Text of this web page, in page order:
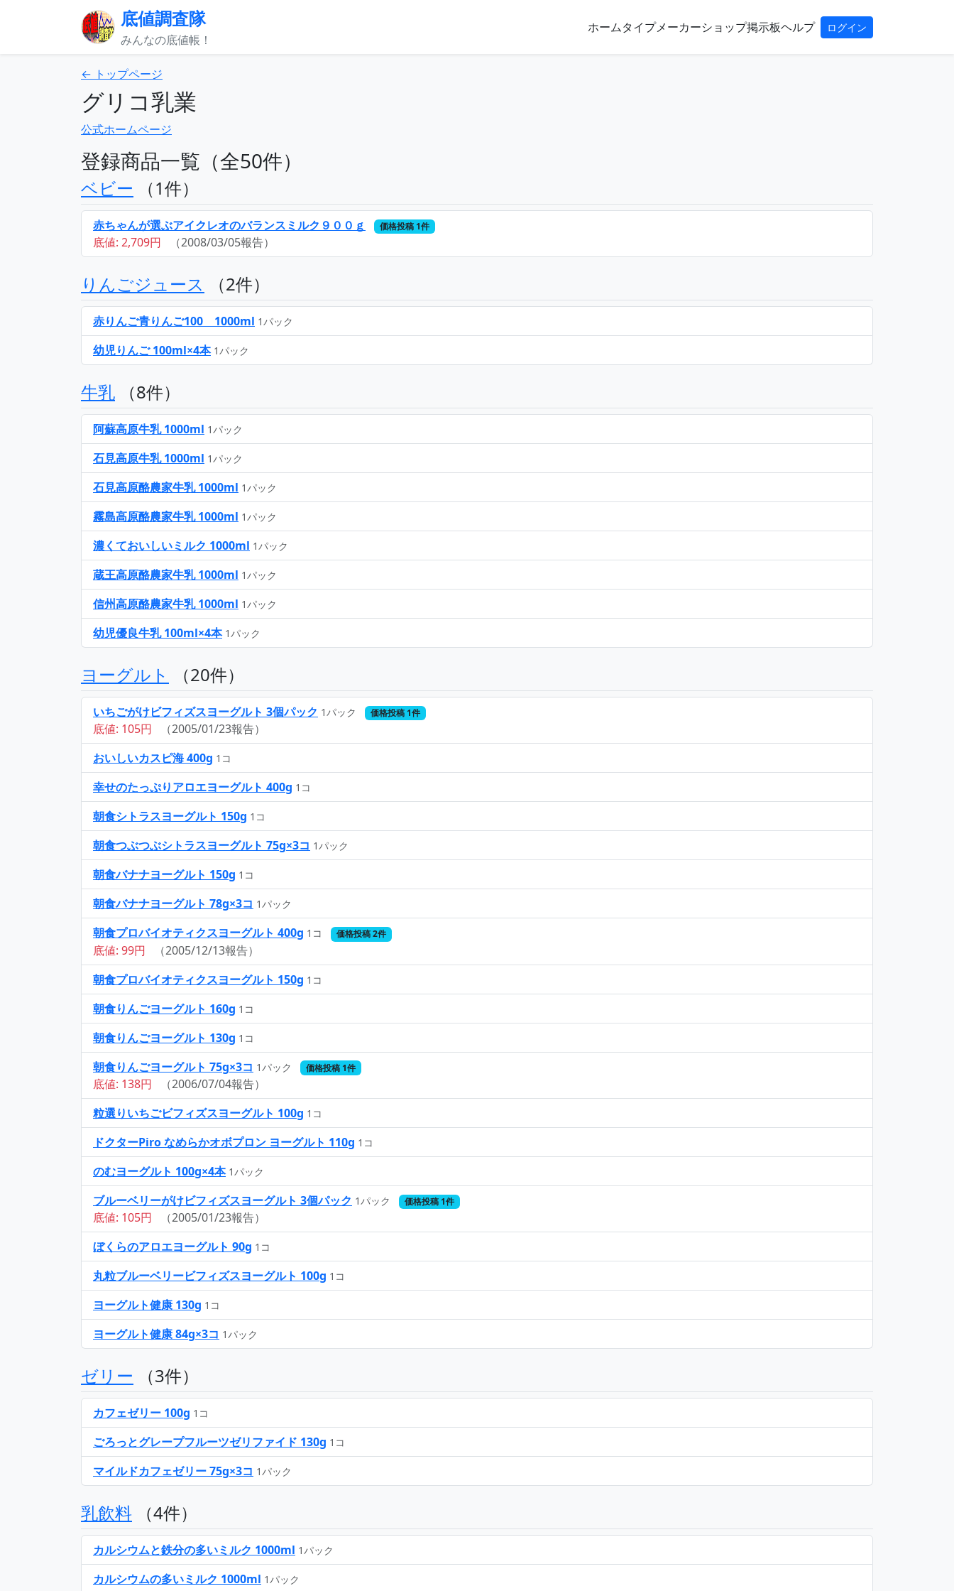
底値調査隊
みんなの底値帳！
ホームタイプメーカーショップ掲示板ヘルプ ログイン
← トップページ
グリコ乳業
公式ホームページ
登録商品一覧（全50件）
ベビー （1件）
赤ちゃんが選ぶアイクレオのバランスミルク９００ｇ 価格投稿 1件
底値: 2,709円 （2008/03/05報告）
りんごジュース （2件）
赤りんご青りんご100 1000ml 1パック
幼児りんご 100ml×4本 1パック
牛乳 （8件）
阿蘇高原牛乳 1000ml 1パック
石見高原牛乳 1000ml 1パック
石見高原酪農家牛乳 1000ml 1パック
霧島高原酪農家牛乳 1000ml 1パック
濃くておいしいミルク 1000ml 1パック
蔵王高原酪農家牛乳 1000ml 1パック
信州高原酪農家牛乳 1000ml 1パック
幼児優良牛乳 100ml×4本 1パック
ヨーグルト （20件）
いちごがけビフィズスヨーグルト 3個パック 1パック 価格投稿 1件
底値: 105円
（2005/01/23報告）
おいしいカスピ海 400g 1コ
幸せのたっぷりアロエヨーグルト 400g 1コ
朝食シトラスヨーグルト 150g 1コ
朝食つぶつぶシトラスヨーグルト 75g×3コ 1パック
朝食バナナヨーグルト 150g 1コ
朝食バナナヨーグルト 78g×3コ 1パック
朝食プロバイオティクスヨーグルト 400g 1コ 価格投稿 2件
底値: 99円
（2005/12/13報告）
朝食プロバイオティクスヨーグルト 150g 1コ
朝食りんごヨーグルト 160g 1コ
朝食りんごヨーグルト 130g 1コ
朝食りんごヨーグルト 75g×3コ 1パック 価格投稿 1件
底値: 138円
（2006/07/04報告）
粒選りいちごビフィズスヨーグルト 100g 1コ
ドクターPiro なめらかオボプロン ヨーグルト 110g 1コ
のむヨーグルト 100g×4本 1パック
ブルーベリーがけビフィズスヨーグルト 3個パック 1パック 価格投稿 1件
底値: 105円
（2005/01/23報告）
ぼくらのアロエヨーグルト 90g 1コ
丸粒ブルーベリービフィズスヨーグルト 100g 1コ
ヨーグルト健康 130g 1コ
ヨーグルト健康 84g×3コ 1パック
ゼリー （3件）
カフェゼリー 100g 1コ
ごろっとグレープフルーツゼリファイド 130g 1コ
マイルドカフェゼリー 75g×3コ 1パック
乳飲料 （4件）
カルシウムと鉄分の多いミルク 1000ml 1パック
カルシウムの多いミルク 1000ml 1パック